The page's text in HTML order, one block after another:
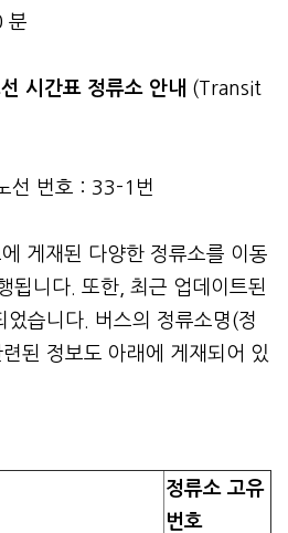
분
시간표 정류소 안내 (Transit
선 번호 : 33-1번
게재된 다양한 정류소를 이동
됩니다. 또한, 최근 업데이트된
었습니다. 버스의 정류소명(정
된 정보도 아래에 게재되어 있
정류소 고유
번호